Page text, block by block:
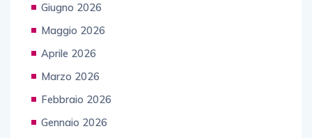
Giugno 2026
Maggio 2026
Aprile 2026
Marzo 2026
Febbraio 2026
Gennaio 2026